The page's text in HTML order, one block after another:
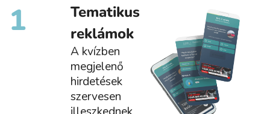
1
Tematikus
reklámok
A kvízben
megjelenő
hirdetések
szervesen